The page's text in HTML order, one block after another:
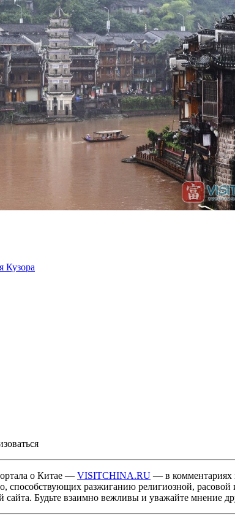
Кузора
о Китае — VISITCHINA.RU — в комментариях
способствующих разжиганию религиозной,
сайта. Будьте взаимно вежливы и уважайте мнение